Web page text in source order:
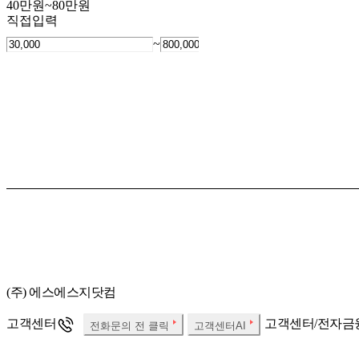
40만원~80만원
직접입력
~
(주) 에스에스지닷컴
고객센터 전화문의 전 클릭 고객센터AI 고객센터/전자금